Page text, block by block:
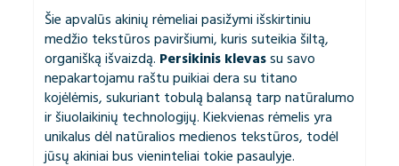
Šie apvalūs akinių rėmeliai pasižymi išskirtiniu
medžio tekstūros paviršiumi, kuris suteikia šiltą,
organišką išvaizdą. Persikinis klevassu savo
nepakartojamu raštu puikiai dera su titano
kojėlėmis, sukuriant tobulą balansą tarp natūralumo
ir šiuolaikinių technologijų. Kiekvienas rėmelis yra
unikalus dėl natūralios medienos tekstūros, todėl
jūsų akiniai bus vieninteliai tokie pasaulyje.